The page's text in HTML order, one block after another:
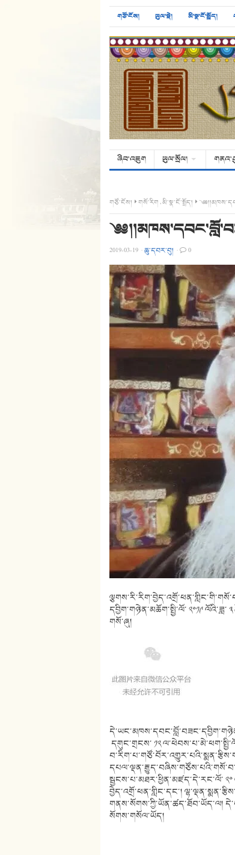
གཙོ་ངོས། ཡུལ་སྡེ། མི་སྣ་ངོ་སྤྲོད།
ཞིབ་འཇུག ཡུལ་སྲོལ།
གཙོ་ངོས། གསོ་རིག,མི་སྣ་ངོ་སྤྲོད།
2019-03-19 ·ཆུ་དབར་བུ། · 0
དབྱིག་གཉེན་མཆོག་སྤྱི་ལོ་ ༢༠༡༩
གསོ་ཞུ།
དགུང་གྲངས་ ༡༢
སྦྱངས་པ་མཐར་ཕྱིན་མཛད་དེ་རང་ལོ་
བྱེད་འགྲོ་ཕན་གླིང་དང་།
གནས་སོགས་ཀྱི་ཡོན་ཚད་ཐོབ་ཡོད་ལ།
སོགས་གསོལ་ཡོད།